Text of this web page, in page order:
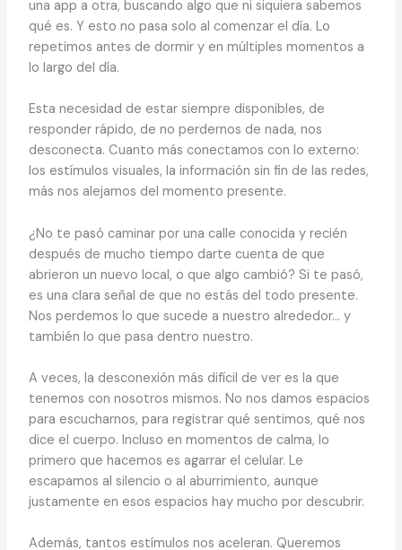
una app a otra, buscando algo que ni siquiera sabemos
qué es. Y esto no pasa solo al comenzar el día. Lo
repetimos antes de dormir y en múltiples momentos a
lo largo del día.
Esta necesidad de estar siempre disponibles, de
responder rápido, de no perdernos de nada, nos
desconecta. Cuanto más conectamos con lo externo:
los estímulos visuales, la información sin fin de las redes,
más nos alejamos del momento presente.
¿No te pasó caminar por una calle conocida y recién
después de mucho tiempo darte cuenta de que
abrieron un nuevo local, o que algo cambió? Si te pasó,
es una clara señal de que no estás del todo presente.
Nos perdemos lo que sucede a nuestro alrededor… y
también lo que pasa dentro nuestro.
A veces, la desconexión más difícil de ver es la que
tenemos con nosotros mismos. No nos damos espacios
para escucharnos, para registrar qué sentimos, qué nos
dice el cuerpo. Incluso en momentos de calma, lo
primero que hacemos es agarrar el celular. Le
escapamos al silencio o al aburrimiento, aunque
justamente en esos espacios hay mucho por descubrir.
Además, tantos estímulos nos aceleran. Queremos